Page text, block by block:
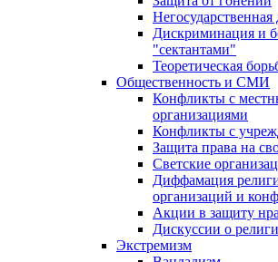
Дискриминация и
"сектантами"
Теоретическая
Общественность и СМИ
Конфликты с
организациями
Конфликты с
Защита права на
Светские
Диффамация
организаций и
Акции в защиту
Дискуссии о
Экстремизм